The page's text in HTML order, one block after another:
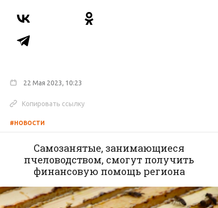
22 Мая 2023, 10:23
Копировать ссылку
#НОВОСТИ
Самозанятые, занимающиеся
пчеловодством, смогут получить
финансовую помощь региона